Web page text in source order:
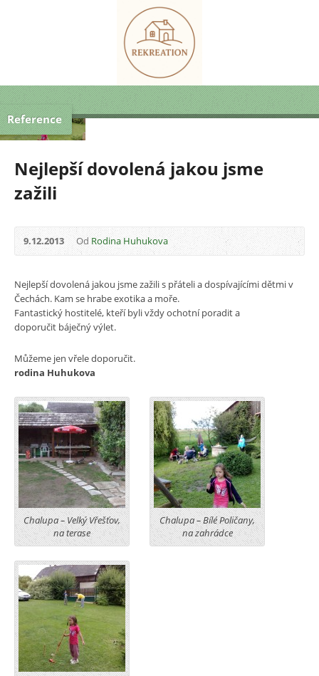
Reference
Nejlepší dovolená jakou jsme
zažili
9.12.2013 OdRodina Huhukova
Nejlepší dovolená jakou jsme zažili s přáteli a dospívajícími dětmi v
Čechách. Kam se hrabe exotika a moře.
Fantastický hostitelé, kteří byli vždy ochotní poradit a
doporučit báječný výlet.
Můžeme jen vřele doporučit.
rodina Huhukova
Chalupa – Velký Vřešťov,
na terase
Chalupa – Bílé Poličany,
na zahrádce